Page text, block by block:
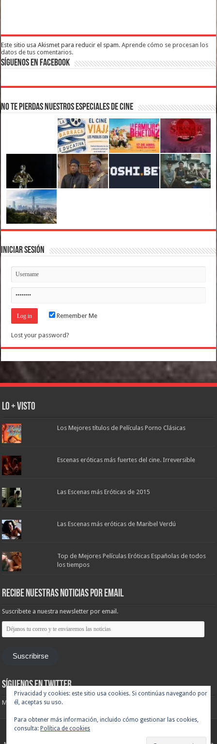
Este sitio usa Akismet para reducir el spam.Aprende cómo se procesan los
datos de tus comentarios.
Síguenos en Facebook
No te pierdas nuestros Especiales de Cine
Iniciar Sesión
Remember Me
Lost your password?
Lo + Visto
Los Mejores títulos de Películas Porno Clásicas
Escenas eróticas más fuertes del cine. Irreversible
Las Escenas más Eróticas de 2015
Las Escenas más eróticas de Maribel Verdú
Top de Mejores Películas Eróticas Españolas de todos
los tiempos
Recibe nuestras noticias por email
Suscribete a nuestra newsletter por email.
Déjanos
tu
correo
enviaremos
Suscribirse
Síguenos en Twitter
Mis tuits
Privacidad y cookies: este sitio usa cookies. Si continúas navegando por
él, aceptas su uso.
Para obtener más información, incluido cómo gestionar las cookies,
consulta: Política de cookies